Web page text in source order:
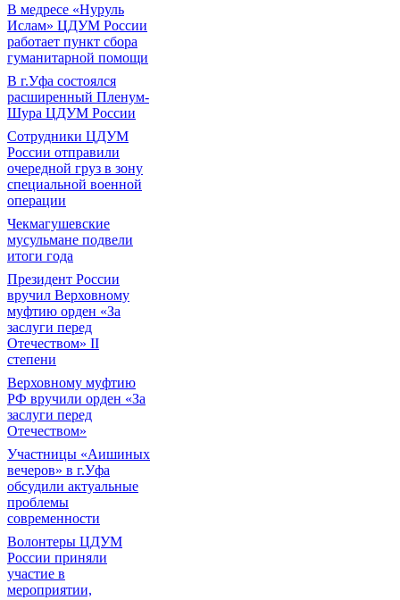
В медресе «Нуруль
Ислам» ЦДУМ России
работает пункт сбора
гуманитарной помощи
В г.Уфа состоялся
расширенный Пленум-
Шура ЦДУМ России
Сотрудники ЦДУМ
России отправили
очередной груз в зону
специальной военной
операции
Чекмагушевские
мусульмане подвели
итоги года
Президент России
вручил Верховному
муфтию орден «За
заслуги перед
Отечеством» II
степени
Верховному муфтию
РФ вручили орден «За
заслуги перед
Отечеством»
Участницы «Аишиных
вечеров» в г.Уфа
обсудили актуальные
проблемы
современности
Волонтеры ЦДУМ
России приняли
участие в
мероприятии,